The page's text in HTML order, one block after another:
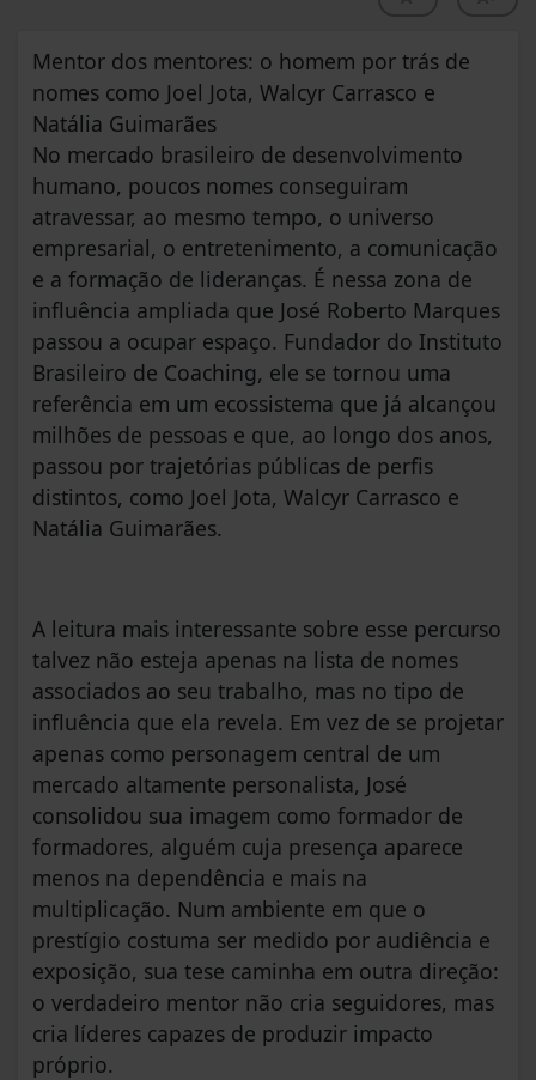
Mentor dos mentores: o homem por trás de
nomes como Joel Jota, Walcyr Carrasco e
Natália Guimarães
No mercado brasileiro de desenvolvimento
humano, poucos nomes conseguiram
atravessar, ao mesmo tempo, o universo
empresarial, o entretenimento, a comunicação
e a formação de lideranças. É nessa zona de
influência ampliada que José Roberto Marques
passou a ocupar espaço. Fundador do Instituto
Brasileiro de Coaching, ele se tornou uma
referência em um ecossistema que já alcançou
milhões de pessoas e que, ao longo dos anos,
passou por trajetórias públicas de perfis
distintos, como Joel Jota, Walcyr Carrasco e
Natália Guimarães.
A leitura mais interessante sobre esse percurso
talvez não esteja apenas na lista de nomes
associados ao seu trabalho, mas no tipo de
influência que ela revela. Em vez de se projetar
apenas como personagem central de um
mercado altamente personalista, José
consolidou sua imagem como formador de
formadores, alguém cuja presença aparece
menos na dependência e mais na
multiplicação. Num ambiente em que o
prestígio costuma ser medido por audiência e
exposição, sua tese caminha em outra direção:
o verdadeiro mentor não cria seguidores, mas
cria líderes capazes de produzir impacto
próprio.